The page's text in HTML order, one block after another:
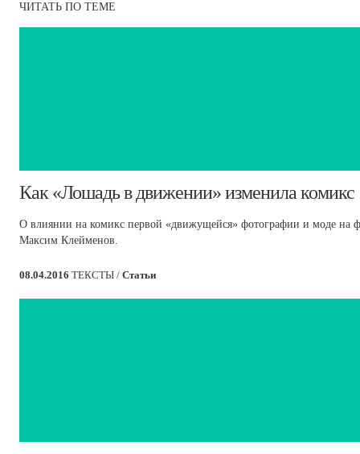
ЧИТАТЬ ПО ТЕМЕ
​Как «Лошадь в движении» изменила комикс
О влиянии на комикс первой «движущейся» фотографии и моде на
Максим Клейменов.
08.04.2016 ТЕКСТЫ / Статьи